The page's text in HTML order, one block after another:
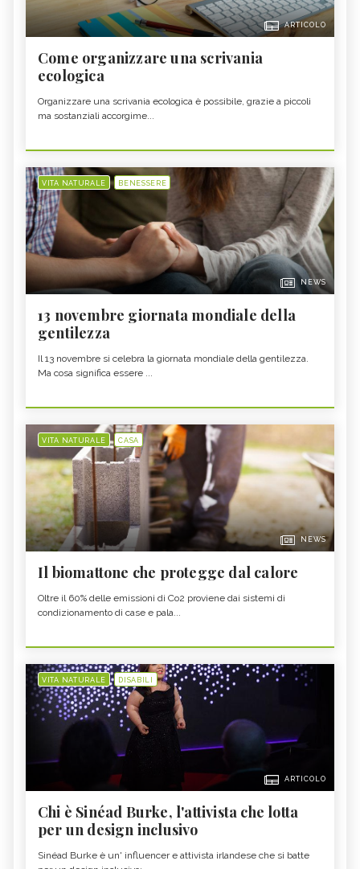
ARTICOLO
Come organizzare una scrivania
ecologica
Organizzare una scrivania ecologica è possibile, grazie a piccoli
ma sostanziali accorgime...
VITA NATURALE BENESSERE
NEWS
13 novembre giornata mondiale della
gentilezza
Il 13 novembre si celebra la giornata mondiale della gentilezza.
Ma cosa significa essere ...
VITA NATURALE CASA
NEWS
Il biomattone che protegge dal calore
Oltre il 60% delle emissioni di Co2 proviene dai sistemi di
condizionamento di case e pala...
VITA NATURALE DISABILI
ARTICOLO
Chi è Sinéad Burke, l'attivista che lotta
per un design inclusivo
Sinéad Burke è un' influencer e attivista irlandese che si batte